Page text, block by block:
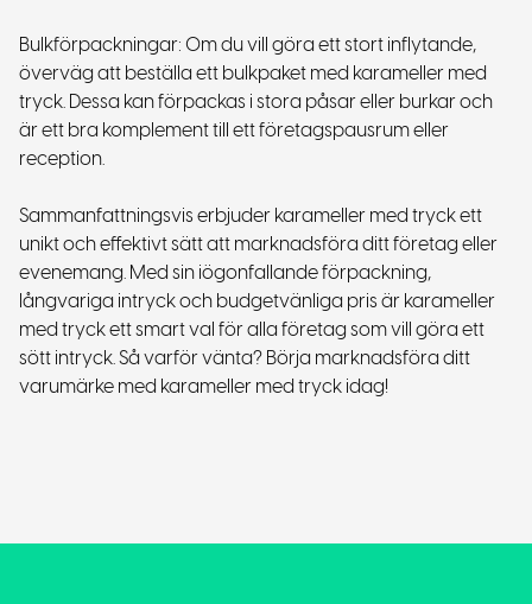
Bulkförpackningar: Om du vill göra ett stort inflytande,
överväg att beställa ett bulkpaket med karameller med
tryck. Dessa kan förpackas i stora påsar eller burkar och
är ett bra komplement till ett företagspausrum eller
reception.
Sammanfattningsvis erbjuder karameller med tryck ett
unikt och effektivt sätt att marknadsföra ditt företag eller
evenemang. Med sin iögonfallande förpackning,
långvariga intryck och budgetvänliga pris är karameller
med tryck ett smart val för alla företag som vill göra ett
sött intryck. Så varför vänta? Börja marknadsföra ditt
varumärke med karameller med tryck idag!